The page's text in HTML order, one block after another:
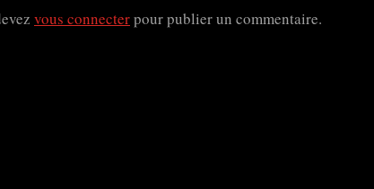
vous connecterpour publier un commentaire.